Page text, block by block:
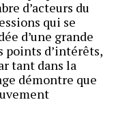
d’acteurs du
qui se
d’une grande
points d’intérêts,
tant dans la
démontre que